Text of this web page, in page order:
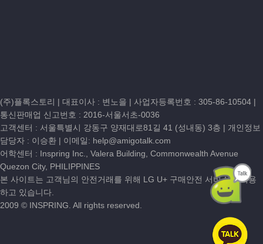
(주)플록스토리 | 대표이사 : 변노을 | 사업자등록번호 : 305-86-10504 |
통신판매업 신고번호 : 2016-서울서초-0036
고객센터 : 서울특별시 강동구 양재대로81길 41 (성내동) 3층 | 개인정보
담당자 : 이승환 | 이메일: help@amigotalk.com
어학센터 : Inspring Inc., Valera Building, Commonwealth Avenue
Quezon City, PHILIPPINES
본 사이트는 고객님의 안전거래를 위해 LG U+ 구매안전 서비스를 이용
하고 있습니다.
2009 © INSPRING. All rights reserved.